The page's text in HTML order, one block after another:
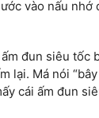
vào nấu nhớ
đun siêu tốc
lại. Má nói
cái ấm đun